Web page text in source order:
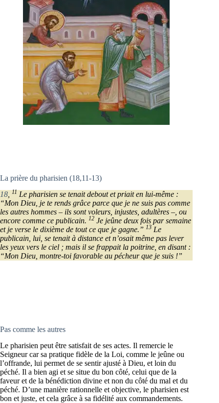
La prière du pharisien (18,11-13)
18 11 Le pharisien se tenait debout et priait en lui-même :
“Mon Dieu, je te rends grâce parce que je ne suis pas comme
les autres hommes – ils sont voleurs, injustes, adultères –, ou
encore comme ce publicain. 12 Je jeûne deux fois par semaine
et je verse le dixième de tout ce que je gagne.” 13 Le
publicain, lui, se tenait à distance et n’osait même pas lever
les yeux vers le ciel ; mais il se frappait la poitrine, en disant :
“Mon Dieu, montre-toi favorable au pécheur que je suis !”
Pas comme les autres
Le pharisien peut être satisfait de ses actes. Il remercie le
Seigneur car sa pratique fidèle de la Loi, comme le jeûne ou
l’offrande, lui permet de se sentir ajusté à Dieu, et loin du
péché. Il a bien agi et se situe du bon côté, celui que de la
faveur et de la bénédiction divine et non du côté du mal et du
péché. D’une manière rationnelle et objective, le pharisien est
bon et juste, et cela grâce à sa fidélité aux commandements.